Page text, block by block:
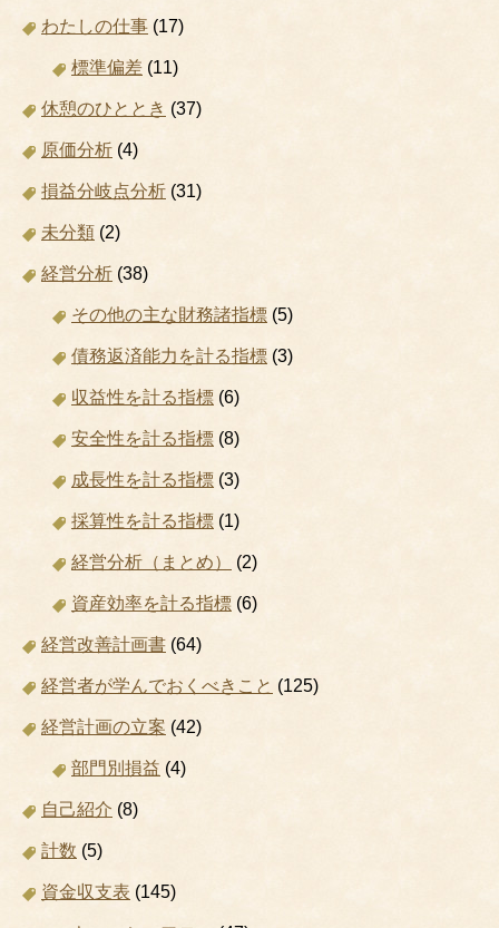
わたしの仕事 (17)
標準偏差 (11)
休憩のひととき (37)
原価分析 (4)
損益分岐点分析 (31)
未分類 (2)
経営分析 (38)
その他の主な財務諸指標 (5)
債務返済能力を計る指標 (3)
収益性を計る指標 (6)
安全性を計る指標 (8)
成長性を計る指標 (3)
採算性を計る指標 (1)
経営分析（まとめ） (2)
資産効率を計る指標 (6)
経営改善計画書 (64)
経営者が学んでおくべきこと (125)
経営計画の立案 (42)
部門別損益 (4)
自己紹介 (8)
計数 (5)
資金収支表 (145)